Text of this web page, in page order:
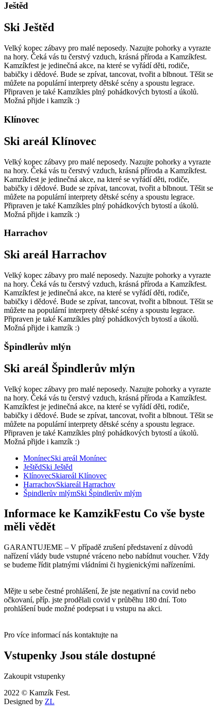
Ještěd
Ski Ještěd
Velký kopec zábavy pro malé neposedy. Nazujte pohorky a vyrazte
na hory. Čeká vás tu čerstvý vzduch, krásná příroda a Kamzíkfest.
Kamzíkfest je jedinečná akce, na které se vyřádí děti, rodiče,
babičky i dědové. Bude se zpívat, tancovat, tvořit a blbnout. Těšit se
můžete na populární interprety dětské scény a spoustu legrace.
Připraven je také Kamzíkles plný pohádkových bytostí a úkolů.
Možná přijde i kamzík :)
Klínovec
Ski areál Klínovec
Velký kopec zábavy pro malé neposedy. Nazujte pohorky a vyrazte
na hory. Čeká vás tu čerstvý vzduch, krásná příroda a Kamzíkfest.
Kamzíkfest je jedinečná akce, na které se vyřádí děti, rodiče,
babičky i dědové. Bude se zpívat, tancovat, tvořit a blbnout. Těšit se
můžete na populární interprety dětské scény a spoustu legrace.
Připraven je také Kamzíkles plný pohádkových bytostí a úkolů.
Možná přijde i kamzík :)
Harrachov
Ski areál Harrachov
Velký kopec zábavy pro malé neposedy. Nazujte pohorky a vyrazte
na hory. Čeká vás tu čerstvý vzduch, krásná příroda a Kamzíkfest.
Kamzíkfest je jedinečná akce, na které se vyřádí děti, rodiče,
babičky i dědové. Bude se zpívat, tancovat, tvořit a blbnout. Těšit se
můžete na populární interprety dětské scény a spoustu legrace.
Připraven je také Kamzíkles plný pohádkových bytostí a úkolů.
Možná přijde i kamzík :)
Špindlerův mlýn
Ski areál Špindlerův mlýn
Velký kopec zábavy pro malé neposedy. Nazujte pohorky a vyrazte
na hory. Čeká vás tu čerstvý vzduch, krásná příroda a Kamzíkfest.
Kamzíkfest je jedinečná akce, na které se vyřádí děti, rodiče,
babičky i dědové. Bude se zpívat, tancovat, tvořit a blbnout. Těšit se
můžete na populární interprety dětské scény a spoustu legrace.
Připraven je také Kamzíkles plný pohádkových bytostí a úkolů.
Možná přijde i kamzík :)
MonínecSki areál Monínec
JeštědSki Ještěd
KlínovecSkiareál Klínovec
HarrachovSkiareál Harrachov
Špindlerův mlýmSki Špindlerův mlým
Informace ke KamzikFestu Co vše byste
měli vědět
GARANTUJEME – V případě zrušení představení z důvodů
nařízení vlády bude vstupné vráceno nebo nabídnut voucher. Vždy
se budeme řídit platnými vládními či hygienickými nařízeními.
Mějte u sebe čestné prohlášení, že jste negativní na covid nebo
očkovaní, příp. jste prodělali covid v průběhu 180 dní. Toto
prohlášení bude možné podepsat i u vstupu na akci.
Pro více informací nás kontaktujte na
Vstupenky Jsou stále dostupné
Zakoupit vstupenky
2022 © Kamzík Fest.
Designed by ZL